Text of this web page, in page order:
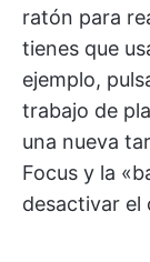
ratón para
tienes que
ejemplo,
trabajo de
una nueva
Focus y la
desactivar el